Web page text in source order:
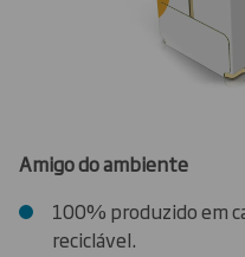
Amigo do ambiente
100% produzido em
reciclável.